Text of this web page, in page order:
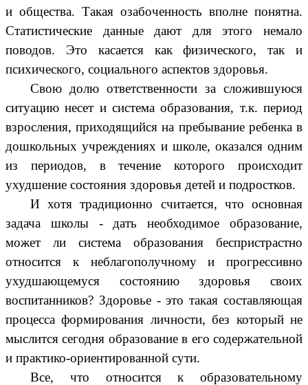
и общества. Такая озабоченность вполне понятна.
Статистические данные дают для этого немало
поводов. Это касается как физического, так и
психического, социального аспектов здоровья.
Свою долю ответственности за сложившуюся
ситуацию несет и система образования, т.к. период
взросления, приходящийся на пребывание ребенка в
дошкольных учреждениях и школе, оказался одним
из периодов, в течение которого происходит
ухудшение состояния здоровья детей и подростков.
И хотя традиционно считается, что основная
задача школы - дать необходимое образование,
может ли система образования беспристрастно
относится к неблагополучному и прогрессивно
ухудшающемуся состоянию здоровья своих
воспитанников? Здоровье - это такая составляющая
процесса формирования личности, без который не
мыслится сегодня образование в его содержательной
и практико-ориентированной сути.
Все, что относится к образовательному